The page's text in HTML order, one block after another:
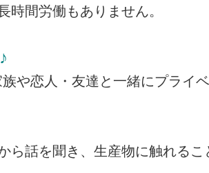
時間労働もありません。
や恋人・友達と一緒にプライ
ら話を聞き、生産物に触れる